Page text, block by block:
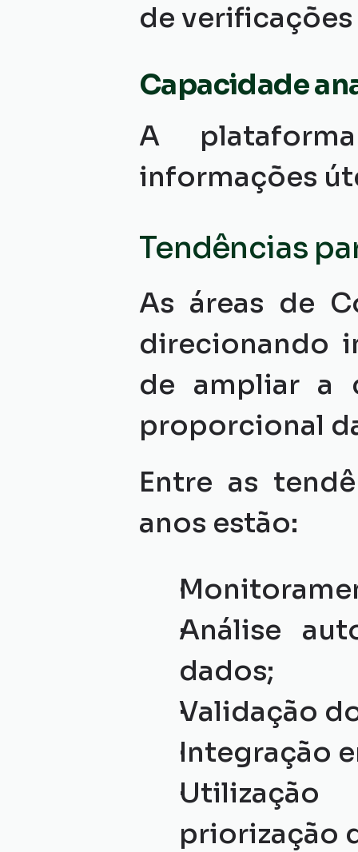
de verificações
Capacidade
A
informações
Tendências
As áreas de
direcionando
de ampliar a
proporcional
Entre as
anos estão:
Análise
dados;
Validação
Integração
priorização